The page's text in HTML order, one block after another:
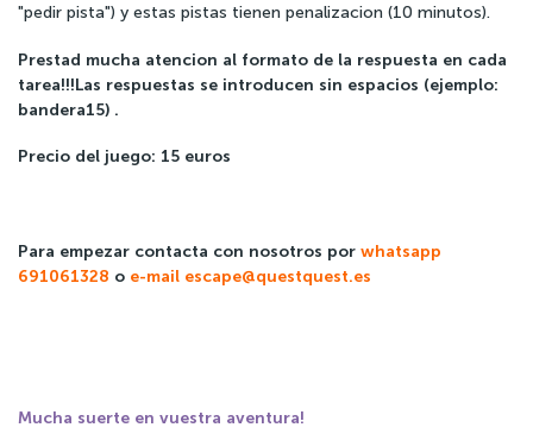
"pedir pista") y estas pistas tienen penalizacion (10 minutos).
Prestad mucha atencion al formato de la respuesta en cada
tarea!!!Las respuestas se introducen sin espacios (ejemplo:
bandera15) .
Precio del juego: 15 euros
Para empezar contacta con nosotros por whatsapp
691061328 o e-mail escape@questquest.es
Mucha suerte en vuestra aventura!